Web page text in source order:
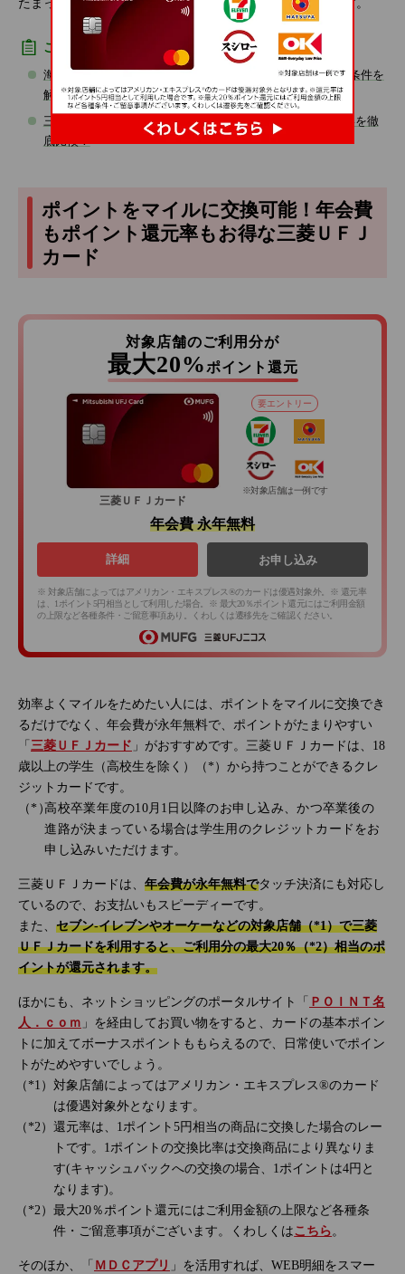
たまったポイントをJALのマイルに交換することができます。
こちらもあわせてご確認ください
海外旅行傷害保険はクレジットカードで十分？補償内容や条件を
解説
三菱ＵＦＪニコスのおすすめクレジットカード4種類の違いを徹
底比較！
ポイントをマイルに交換可能！年会費
もポイント還元率もお得な三菱ＵＦＪ
カード
対象店舗のご利用分が
最大20% ポイント還元
三菱ＵＦＪカード
要エントリー
※対象店舗は一例です
年会費 永年無料
詳細 お申し込み
※ 対象店舗によってはアメリカン・エキスプレス®のカードは優遇対象外。※ 還元率
は、1ポイント5円相当として利用した場合。※ 最大20％ポイント還元にはご利用金額
の上限など各種条件・ご留意事項あり。くわしくは遷移先をご確認ください。
効率よくマイルをためたい人には、ポイントをマイルに交換でき
るだけでなく、年会費が永年無料で、ポイントがたまりやすい
「 三菱ＵＦＪカード 」がおすすめです。三菱ＵＦＪカードは、18
歳以上の学生（高校生を除く）（*）から持つことができるクレ
ジットカードです。
高校卒業年度の10月1日以降のお申し込み、かつ卒業後の
進路が決まっている場合は学生用のクレジットカードをお
申し込みいただけます。
三菱ＵＦＪカードは、 年会費が永年無料でタッチ決済にも対応し
ているので、お支払いもスピーディーです。
また、 セブン‐イレブンやオーケーなどの対象店舗（*1）で三菱
ＵＦＪカードを利用すると、ご利用分の最大20％（*2）相当のポ
イントが還元されます。
ほかにも、ネットショッピングのポータルサイト「
ＰＯＩＮＴ名
人．ｃｏｍ 」を経由してお買い物をすると、カードの基本ポイン
トに加えてボーナスポイントももらえるので、日常使いでポイン
トがためやすいでしょう。
対象店舗によってはアメリカン・エキスプレス®のカード
は優遇対象外となります。
還元率は、1ポイント5円相当の商品に交換した場合のレー
トです。1ポイントの交換比率は交換商品により異なりま
す(キャッシュバックへの交換の場合、1ポイントは4円と
なります)。
最大20％ポイント還元にはご利用金額の上限など各種条
件・ご留意事項がございます。くわしくはこちら。
そのほか、「 ＭＤＣアプリ 」を活用すれば、WEB明細をスマー